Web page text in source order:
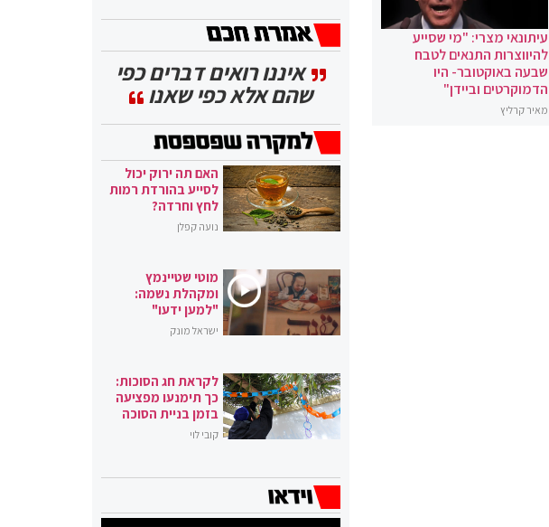
עיתונאי מצרי: "מי שסייע
להיווצרות התנאים לטבח
שבעה באוקטובר- היו
הדמוקרטים וביידן"
מאיר קרליץ
איננו רואים דברים כפי
שהם אלא כפי שאנו
האם תה ירוק יכול
לסייע בהורדת רמות
לחץ וחרדה?
נועה קפלן
מוטי שטיינמץ
ומקהלת נשמה:
"למען ידעו"
ישראל מונק
לקראת חג הסוכות:
כך תימנעו מפציעה
בזמן בניית הסוכה
קובי לוי